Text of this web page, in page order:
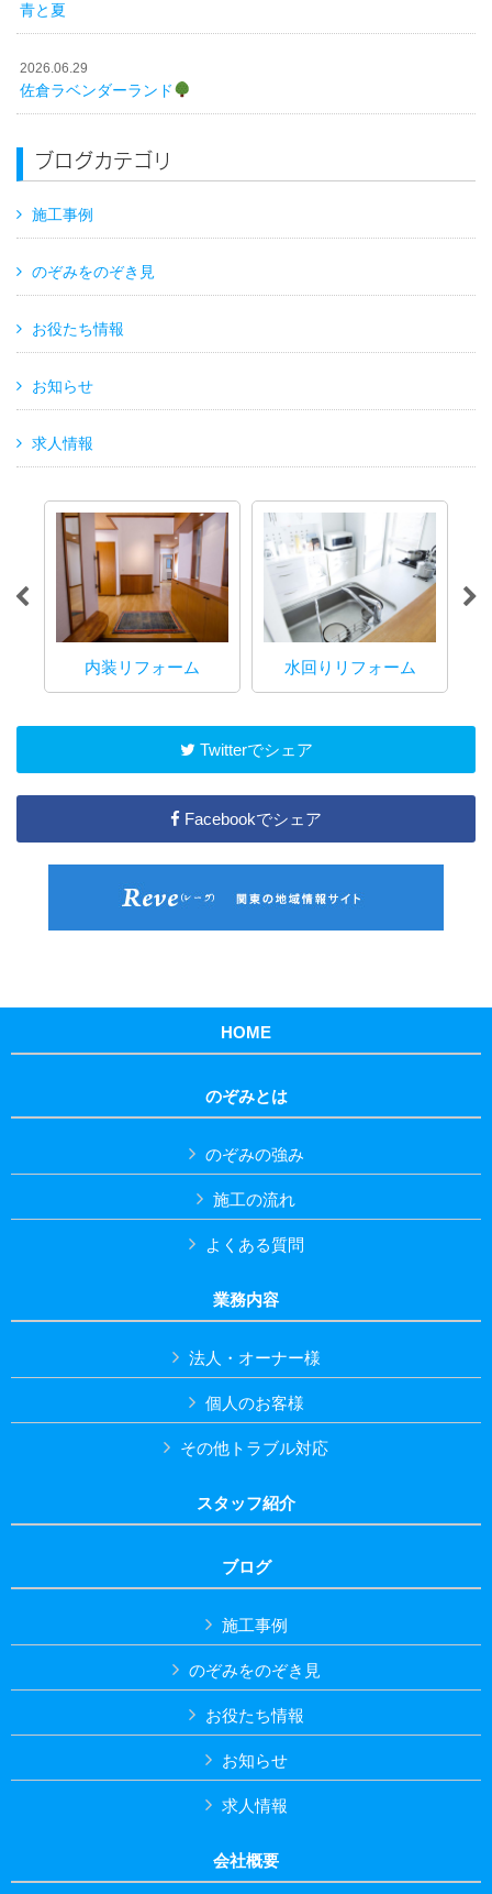
青と夏
2026.06.29
佐倉ラベンダーランド
ブログカテゴリ
施工事例
のぞみをのぞき見
お役たち情報
お知らせ
求人情報
内装リフォーム 水回りリフォーム
Twitterでシェア
Facebookでシェア
HOME
のぞみとは
のぞみの強み
施工の流れ
よくある質問
業務内容
法人・オーナー様
個人のお客様
その他トラブル対応
スタッフ紹介
ブログ
施工事例
のぞみをのぞき見
お役たち情報
お知らせ
求人情報
会社概要